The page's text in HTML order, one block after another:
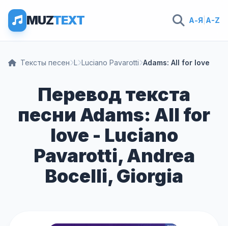
MUZTEXT А-Я A-Z
Тексты песен L Luciano Pavarotti Adams: All for love
Перевод текста
песни Adams: All for
love - Luciano
Pavarotti, Andrea
Bocelli, Giorgia